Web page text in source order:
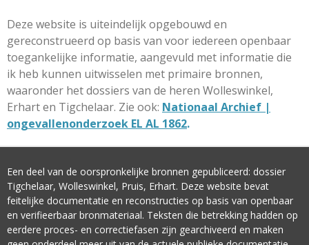
Deze website is uiteindelijk opgebouwd en
gereconstrueerd op basis van voor iedereen openbaar
toegankelijke informatie, aangevuld met informatie die
ik heb kunnen uitwisselen met primaire bronnen,
waaronder het dossiers van de heren Wolleswinkel,
Erhart en Tigchelaar. Zie ook: Nationaal Archief |
ongevallenonderzoek EL AL 1862.
Een deel van de oorspronkelijke bronnen gepubliceerd: dossier
Tigchelaar, Wolleswinkel, Pruis, Erhart. Deze website bevat
feitelijke documentatie en reconstructies op basis van openbaar
en verifieerbaar bronmateriaal. Teksten die betrekking hadden op
eerdere proces- en correctiefasen zijn gearchiveerd en maken